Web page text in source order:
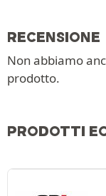
RECENSIONE
Non abbiamo
prodotto.
PRODOTTI